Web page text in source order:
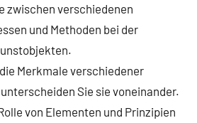
zwischen verschiedenen
und Methoden bei der
Merkmale verschiedener
Sie sie voneinander.
von Elementen und Prinzipien